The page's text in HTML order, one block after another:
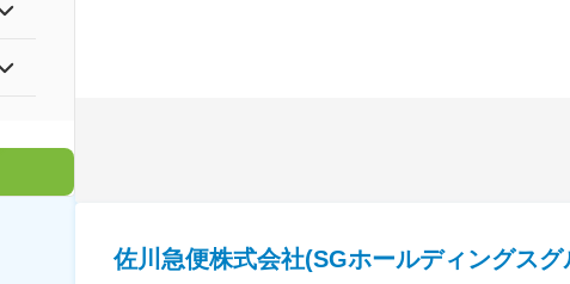
佐川急便株式会社(SGホールディングスグ